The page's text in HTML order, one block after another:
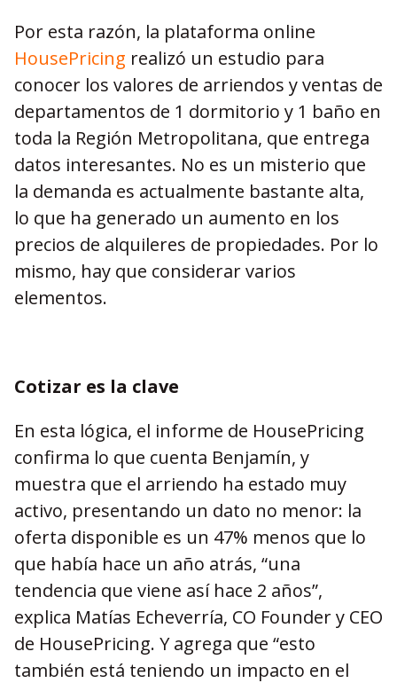
Por esta razón, la plataforma online
HousePricing realizó un estudio para
conocer los valores de arriendos y ventas de
departamentos de 1 dormitorio y 1 baño en
toda la Región Metropolitana, que entrega
datos interesantes. No es un misterio que
la demanda es actualmente bastante alta,
lo que ha generado un aumento en los
precios de alquileres de propiedades. Por lo
mismo, hay que considerar varios
elementos.
Cotizar es la clave
En esta lógica, el informe de HousePricing
confirma lo que cuenta Benjamín, y
muestra que el arriendo ha estado muy
activo, presentando un dato no menor: la
oferta disponible es un 47% menos que lo
que había hace un año atrás, “una
tendencia que viene así hace 2 años”,
explica Matías Echeverría, CO Founder y CEO
de HousePricing. Y agrega que “esto
también está teniendo un impacto en el